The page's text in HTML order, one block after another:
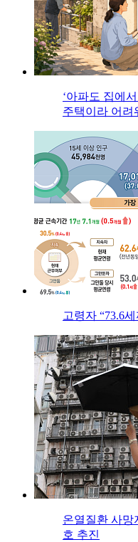
‘아파도 집에
주택이라 어려
고령자 “73.6
온열질환 사망
호 추진